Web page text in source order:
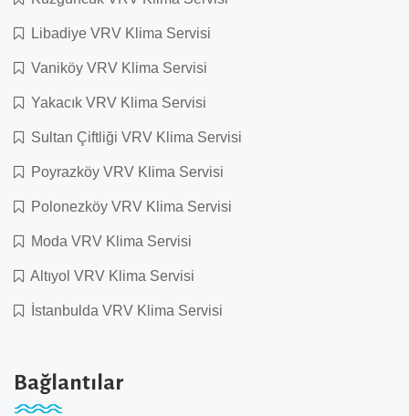
Libadiye VRV Klima Servisi
Vaniköy VRV Klima Servisi
Yakacık VRV Klima Servisi
Sultan Çiftliği VRV Klima Servisi
Poyrazköy VRV Klima Servisi
Polonezköy VRV Klima Servisi
Moda VRV Klima Servisi
Altıyol VRV Klima Servisi
İstanbulda VRV Klima Servisi
Bağlantılar